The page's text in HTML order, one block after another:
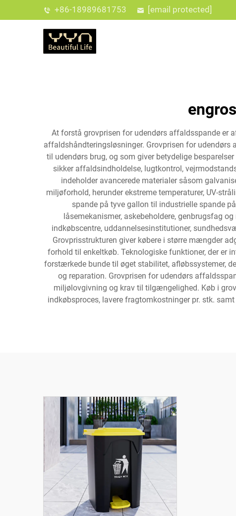
+86-18989681753 [email protected]
At forstå grovprisen for udendørs affaldsspande er
affaldshåndteringsløsninger. Grovprisen for
til udendørs brug, og som giver betydelige
sikker affaldsindholdelse, lugtkontrol,
indeholder avancerede materialer såsom
miljøforhold, herunder ekstreme temperaturer, UV-
spande på tyve gallon til industrielle spande
låsemekanismer, askebeholdere, genbrugsfag
indkøbscentre, uddannelsesinstitutioner,
Grovprisstrukturen giver købere i større mængder
forhold til enkeltkøb. Teknologiske funktioner, der er
forstærkede bunde til øget stabilitet, afløbssystemer,
og reparation. Grovprisen for udendørs
miljølovgivning og krav til tilgængelighed. Køb i
indkøbsproces, lavere fragtomkostninger pr. stk.